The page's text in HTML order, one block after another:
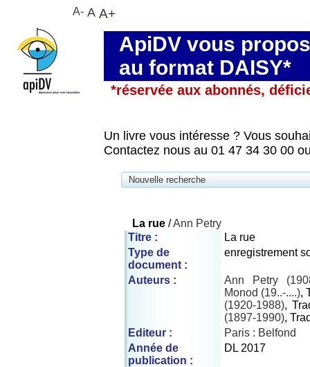
ApiDV vous
au format DAISY*
*réservée aux abonnés,
Un livre vous intéresse ? Vous
Contactez nous au 01 47 34 30 00
Nouvelle recherche
La rue /Ann Petry
Titre :
La rue
Type de
document :
enregistrement
Auteurs :
Ann Petry
Monod (19..-....),
(1920-1988),
(1897-1990),
Editeur :
Paris : Belfond
Année de
publication :
DL 2017
A- A A+